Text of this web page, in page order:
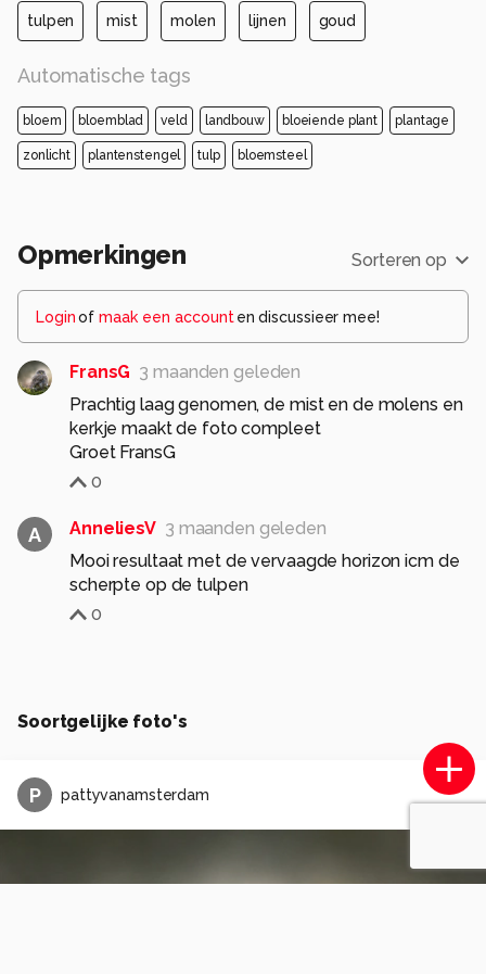
tulpen mist molen lijnen goud
Automatische tags
bloem bloemblad veld landbouw bloeiende plant plantage
zonlicht plantenstengel tulp bloemsteel
Opmerkingen Sorteren op
Loginof maak een account en discussieer mee!
FransG 3 maanden geleden
Prachtig laag genomen, de mist en de molens en
kerkje maakt de foto compleet
Groet FransG
0
A AnneliesV 3 maanden geleden
Mooi resultaat met de vervaagde horizon icm de
scherpte op de tulpen
0
Soortgelijke foto's
P pattyvanamsterdam